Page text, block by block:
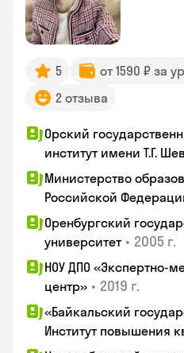
5 от 1590 ₽ за
2 отзыва
Орский
институт имени Т.Г.
Министерство
Российской
Оренбургский
университет • 2005 г.
НОУ ДПО «Экспертно-
центр» • 2019 г.
«Байкальский
Институт повышения